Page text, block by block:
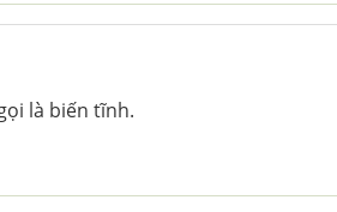
là biến tĩnh.